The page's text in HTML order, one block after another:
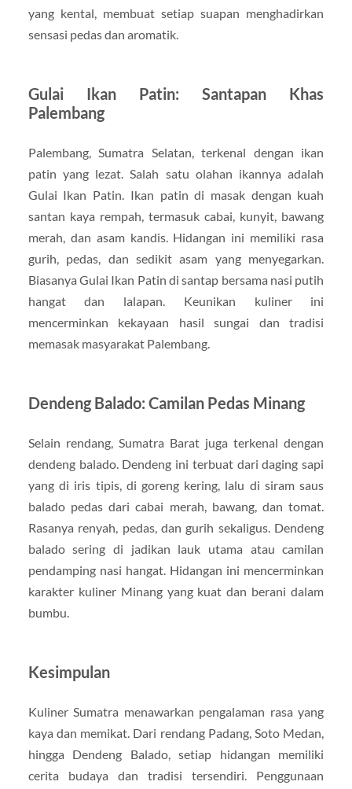
yang kental, membuat setiap suapan menghadirkan
sensasi pedas dan aromatik.
Gulai Ikan Patin: Santapan Khas
Palembang
Palembang, Sumatra Selatan, terkenal dengan ikan
patin yang lezat. Salah satu olahan ikannya adalah
Gulai Ikan Patin. Ikan patin di masak dengan kuah
santan kaya rempah, termasuk cabai, kunyit, bawang
merah, dan asam kandis. Hidangan ini memiliki rasa
gurih, pedas, dan sedikit asam yang menyegarkan.
Biasanya Gulai Ikan Patin di santap bersama nasi putih
hangat dan lalapan. Keunikan kuliner ini
mencerminkan kekayaan hasil sungai dan tradisi
memasak masyarakat Palembang.
Dendeng Balado: Camilan Pedas Minang
Selain rendang, Sumatra Barat juga terkenal dengan
dendeng balado. Dendeng ini terbuat dari daging sapi
yang di iris tipis, di goreng kering, lalu di siram saus
balado pedas dari cabai merah, bawang, dan tomat.
Rasanya renyah, pedas, dan gurih sekaligus. Dendeng
balado sering di jadikan lauk utama atau camilan
pendamping nasi hangat. Hidangan ini mencerminkan
karakter kuliner Minang yang kuat dan berani dalam
bumbu.
Kesimpulan
Kuliner Sumatra menawarkan pengalaman rasa yang
kaya dan memikat. Dari rendang Padang, Soto Medan,
hingga Dendeng Balado, setiap hidangan memiliki
cerita budaya dan tradisi tersendiri. Penggunaan